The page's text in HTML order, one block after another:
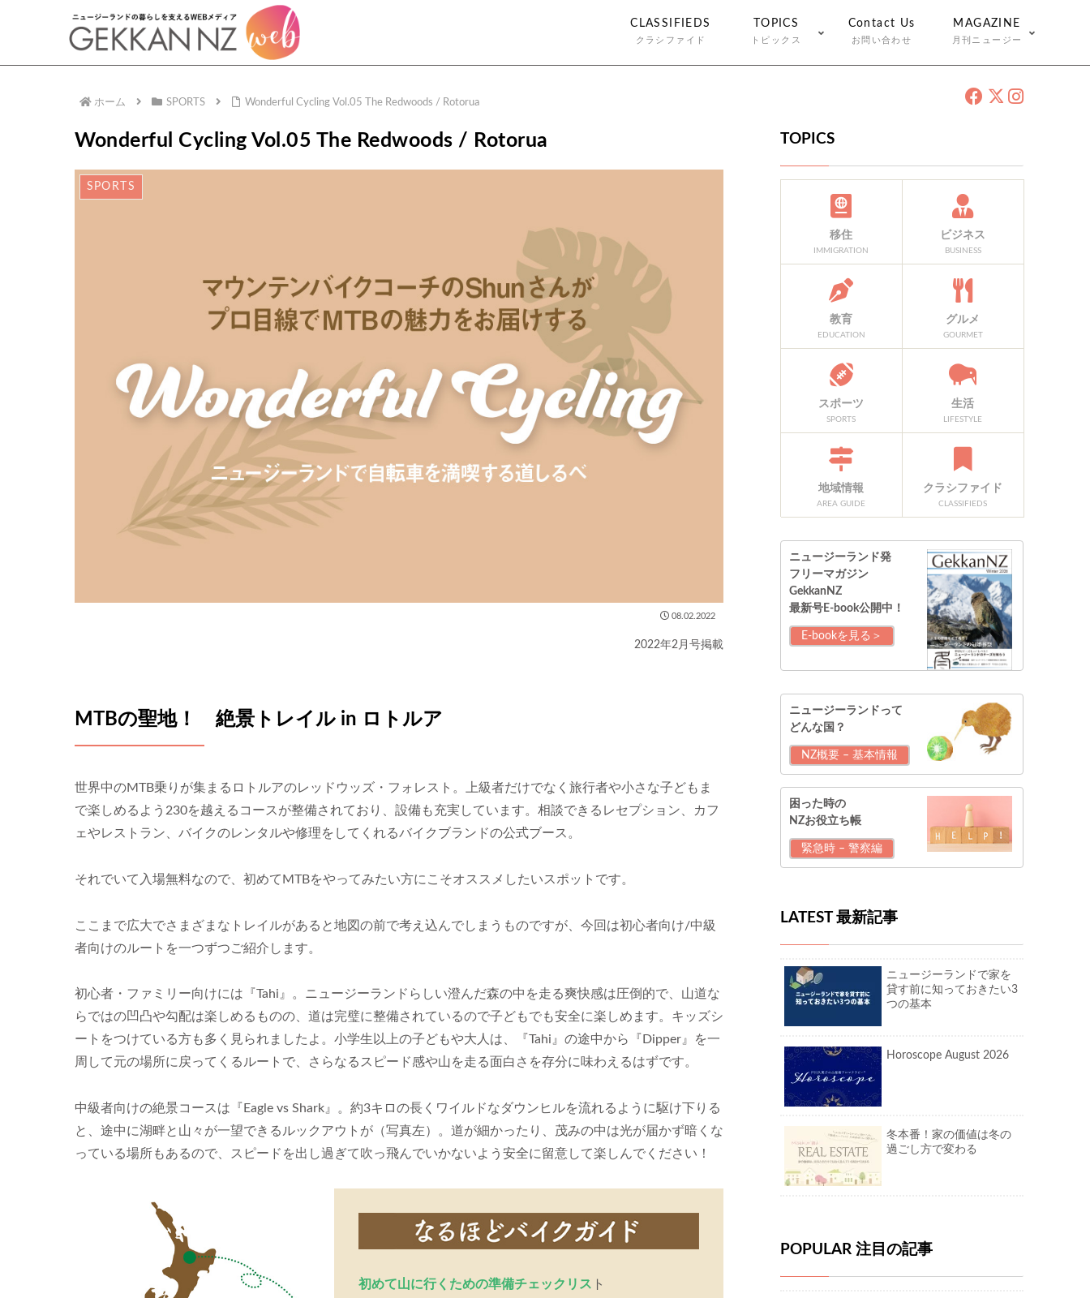
CLASSIFIEDS
クラシファイド
TOPICS
トピックス
Contact Us
お問い合わせ
MAGAZINE
月刊ニュージー
ホーム SPORTS Wonderful Cycling Vol.05 The Redwoods / Rotorua
Wonderful Cycling Vol.05 The Redwoods / Rotorua
SPORTS
08.02.2022
2022年2月号掲載
MTBの聖地！ 絶景トレイル in ロトルア
世界中のMTB乗りが集まるロトルアのレッドウッズ・フォレスト。上級者だけでなく旅行者や小さな子どもま
で楽しめるよう230を越えるコースが整備されており、設備も充実しています。相談できるレセプション、カフ
ェやレストラン、バイクのレンタルや修理をしてくれるバイクブランドの公式ブース。
それでいて入場無料なので、初めてMTBをやってみたい方にこそオススメしたいスポットです。
ここまで広大でさまざまなトレイルがあると地図の前で考え込んでしまうものですが、今回は初心者向け/中級
者向けのルートを一つずつご紹介します。
初心者・ファミリー向けには『Tahi』。ニュージーランドらしい澄んだ森の中を走る爽快感は圧倒的で、山道な
らではの凹凸や勾配は楽しめるものの、道は完璧に整備されているので子どもでも安全に楽しめます。キッズシ
ートをつけている方も多く見られましたよ。小学生以上の子どもや大人は、『Tahi』の途中から『Dipper』を一
周して元の場所に戻ってくるルートで、さらなるスピード感や山を走る面白さを存分に味わえるはずです。
中級者向けの絶景コースは『Eagle vs Shark』。約3キロの長くワイルドなダウンヒルを流れるように駆け下りる
と、途中に湖畔と山々が一望できるルックアウトが（写真左）。道が細かったり、茂みの中は光が届かず暗くな
っている場所もあるので、スピードを出し過ぎて吹っ飛んでいかないよう安全に留意して楽しんでください！
初めて山に行くための準備チェックリス ト
TOPICS
移住
IMMIGRATION
ビジネス
BUSINESS
教育
EDUCATION
グルメ
GOURMET
スポーツ
SPORTS
生活
LIFESTYLE
地域情報
AREA GUIDE
クラシファイド
CLASSIFIEDS
ニュージーランド発
フリーマガジン
GekkanNZ
最新号E-book公開中！
E-bookを見る＞
ニュージーランドって
どんな国？
NZ概要 – 基本情報
困った時の
NZお役立ち帳
緊急時 – 警察編
LATEST 最新記事
ニュージーランドで家を
貸す前に知っておきたい3
つの基本
Horoscope August 2026
冬本番！家の価値は冬の
過ごし方で変わる
POPULAR 注目の記事